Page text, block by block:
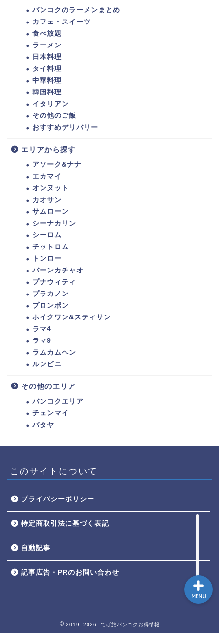
バンコクのラーメンまとめ
カフェ・スイーツ
食べ放題
ラーメン
日本料理
タイ料理
中華料理
韓国料理
イタリアン
その他のご飯
おすすめデリバリー
エリアから探す
アソーク&ナナ
エカマイ
オンヌット
カオサン
サムローン
シーナカリン
シーロム
チットロム
トンロー
バーンカチャオ
プナウィティ
プラカノン
プロンポン
ホイクワン&スティサン
ラマ4
ラマ9
ラムカムヘン
ルンピニ
その他のエリア
バンコクエリア
チェンマイ
パタヤ
このサイトについて
プライバシーポリシー
特定商取引法に基づく表記
自動記事
記事広告・PRのお問い合わせ
2019–2026 てば旅バンコクお得情報
MENU
記事広告・PRのお問い合